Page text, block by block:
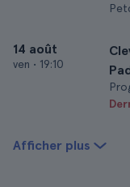
14 août
ven • 19:10
Afficher plus